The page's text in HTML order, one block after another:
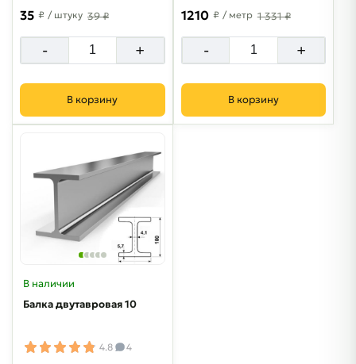
35 ₽ / штуку 39 ₽
- +
В корзину
1210 ₽ / метр 1 331 ₽
- +
В корзину
В наличии
Балка двутавровая 10
4.8 4